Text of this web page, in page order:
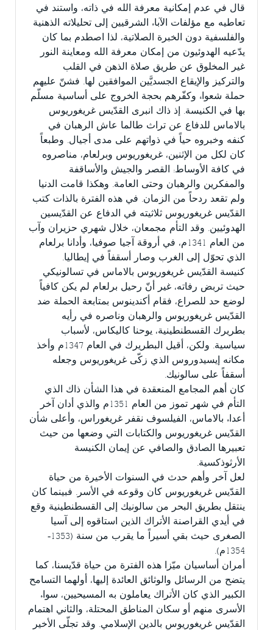
قال في عدم إمكانية معرفة الله في ذاته، واستند في
تعاطيه مع مؤلفات الآباء الشرقيين إلى تحليلاته الذهنية
والفلسفية دون الخبرة الصلاتية، لذا اصطدم بما كان
يدّعيه الهدوئيون من إمكان معرفة الله ومعاينة النور
غير المخلوق عن طريق صلاة الذهن في القلب
والتركيز والإيقاع الجسديَّين الموافقين لها. فشنّ عليهم
حملة شعواء وكفّرهم بحجة الخروج على أساسية مسلّم
بها في الكنيسة. إذ ذاك انبرى القدّيس غريغوريوس
بالاماس للدفاع عن تراث طالما عاش الرهبان في
كنفه وخبروه حياً في ذواتهم على مدى أجيال. وطبعاً
كان لكل من الإثنين، غريغوريوس وبرلعام، مناصروه
في كافة الأوساط: القصر والجيش والأساقفة
والمفكرين والرهبان وحتى العامة. وهكذا قامت الدنيا
ولم تقعد ردحاً من الزمان. في هذه الفترة بالذات كتب
القدّيس غريغوريوس ثلاثيته في الدفاع عن القدّيسين
الهدوئيين. وقد التأم مجمعان، خلال شهري حزيران وآب
من العام 1341م، في أروقة آجيا صوفيا، وأدانا برلعام
الذي تحوّل إلى الغرب وصار أسقفاً في إيطاليا.
كنيسة القدّيس غريغوريوس بالاماس في تسالونيكي
حيث تربض رفاته، غير أنّ رحيل برلعام لم يكن كافياً
لوضع حد للصراع، فقام أكندينوس بمتابعة الحملة ضد
القدّيس غريغوريوس والرهبان وناصره في رأيه
بطريرك القسطنطينية، يوحنا كاليكاس، لأسباب
سياسية. ولكن، أقيل البطريرك في العام 1347م وأخذ
مكانه إيسيدوروس الذي زكّى غريغوريوس وجعله
أسقفاً على سالونيك.
كان أهم المجامع المنعقدة في هذا الشأن ذاك الذي
التأم في شهر تموز من العام 1351م والذي أدان آخر
أعداء بالاماس، الفيلسوف نقفر غريغوراس، وأعلى شأن
القدّيس غريغوريوس والكتابات التي وضعها من حيث
تعبيرها الصادق والصافي عن إيمان الكنيسة
الأرثوذكسية.
لعل آخر وأهم حدث في السنوات الأخيرة من حياة
القدّيس غريغوريوس كان وقوعه في الأسر. فبينما كان
ينتقل بطريق البحر من سالونيك إلى القسطنطينية وقع
في أيدي القراصنة الأتراك الذين استاقوه إلى آسيا
الصغرى حيث بقي أسيراً ما يقرب من سنة (1353-
1354م).
أمران أساسيان ميّزا هذه الفترة من حياة قدّيسنا، كما
يتضح من الرسائل والوثائق العائدة إليها، أولهما التسامح
الكبير الذي كان الأتراك يعاملون به المسيحيين، سواء
الأسرى منهم أو سكان المناطق المحتلة، والثاني اهتمام
القدّيس غريغوريوس بالدين الإسلامي. وقد تجلّى الأخير